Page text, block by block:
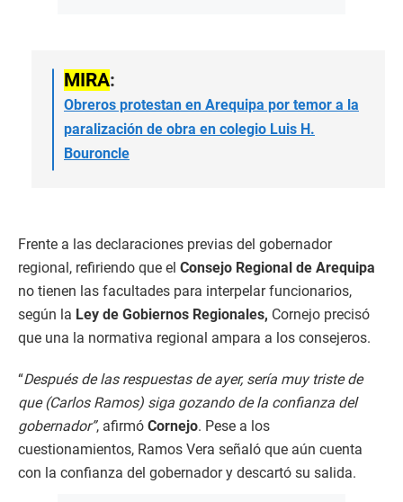
MIRA:
Obreros protestan en Arequipa por temor a la
paralización de obra en colegio Luis H.
Bouroncle
Frente a las declaraciones previas del gobernador
regional, refiriendo que el Consejo Regional de Arequipa
no tienen las facultades para interpelar funcionarios,
según la Ley de Gobiernos Regionales, Cornejo precisó
que una la normativa regional ampara a los consejeros.
“Después de las respuestas de ayer, sería muy triste de
que (Carlos Ramos) siga gozando de la confianza del
gobernador”, afirmó Cornejo. Pese a los
cuestionamientos, Ramos Vera señaló que aún cuenta
con la confianza del gobernador y descartó su salida.